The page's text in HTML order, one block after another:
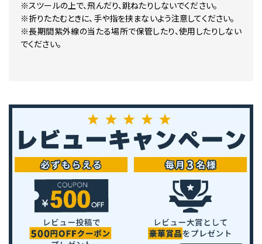
※スツールの上で、飛んだり、跳ねたりしないでください。
※折りたたむときに、手や指を挟まないよう注意してください。
※長期間紫外線の当たる場所で保管したり、使用したりしない
でください。